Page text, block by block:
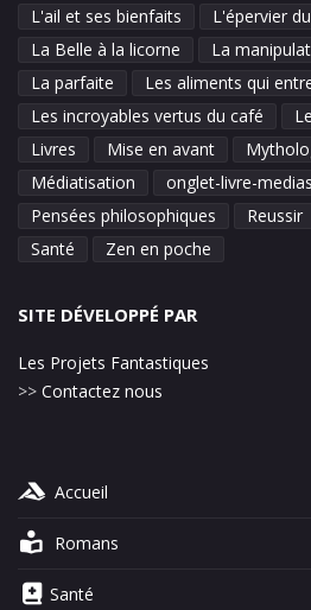
L'ail et ses bienfaits
L'épervier
La Belle à la licorne
La
La parfaite
Les aliments qui
Les incroyables vertus du café
Livres
Mise en avant
Médiatisation
onglet-livre-medias
Pensées philosophiques
Reussir
Santé
Zen en poche
SITE DÉVELOPPÉ PAR
Les Projets Fantastiques
>> Contactez nous
Accueil
Romans
Santé